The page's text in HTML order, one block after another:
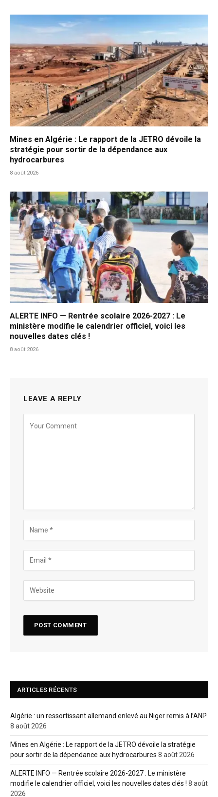
Mines en Algérie : Le rapport de la JETRO dévoile la
stratégie pour sortir de la dépendance aux
hydrocarbures
8 août 2026
ALERTE INFO — Rentrée scolaire 2026-2027 : Le
ministère modifie le calendrier officiel, voici les
nouvelles dates clés !
8 août 2026
LEAVE A REPLY
ARTICLES RÉCENTS
Algérie : un ressortissant allemand enlevé au Niger remis à l’ANP
8 août 2026
Mines en Algérie : Le rapport de la JETRO dévoile la stratégie
pour sortir de la dépendance aux hydrocarbures 8 août 2026
ALERTE INFO — Rentrée scolaire 2026-2027 : Le ministère
modifie le calendrier officiel, voici les nouvelles dates clés ! 8 août
2026